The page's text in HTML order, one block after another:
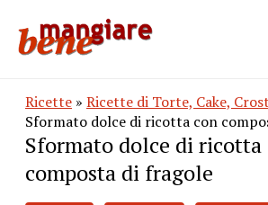
Ricette » Ricette di Torte, Cake,
Sformato dolce di ricotta con
Sformato dolce di ricotta
composta di fragole